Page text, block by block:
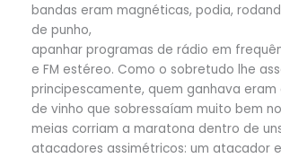
bandas eram magnéticas, podia,
de punho,
apanhar programas de rádio em
e FM estéreo. Como o sobretudo lhe
principescamente, quem ganhava eram
de vinho que sobressaíam muito bem
meias corriam a maratona dentro de
atacadores assimétricos: um atacador